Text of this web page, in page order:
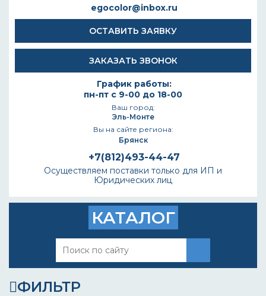
egocolor@inbox.ru
ОСТАВИТЬ ЗАЯВКУ
ЗАКАЗАТЬ ЗВОНОК
График работы:
пн-пт с 9-00 до 18-00
Ваш город:
Эль-Монте
Вы на сайте региона:
Брянск
+7(812)493-44-47
Осуществляем поставки только для ИП и
Юридических лиц
КАТАЛОГ
ФИЛЬТР